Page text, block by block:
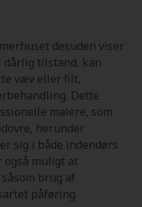
desuden viser
dårlig tilstand, kan
væv eller filt,
Dette
malere, som
herunder
sig i både indendørs
også muligt at
brug af
påføring.